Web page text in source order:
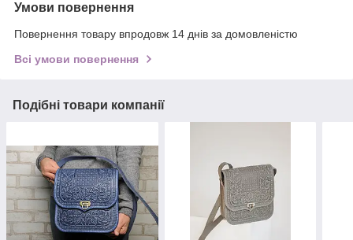
Умови повернення
Повернення товару впродовж 14 днів за домовленістю
Всі умови повернення
Подібні товари компанії